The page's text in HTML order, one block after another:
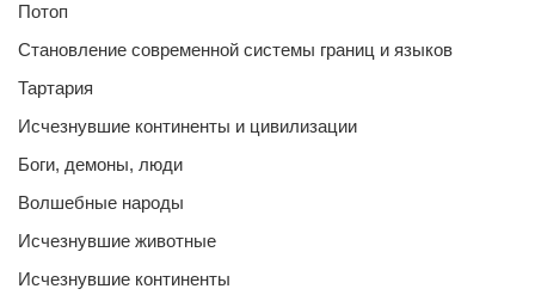
Потоп
Становление современной системы границ и языков
Тартария
Исчезнувшие континенты и цивилизации
Боги, демоны, люди
Волшебные народы
Исчезнувшие животные
Исчезнувшие континенты